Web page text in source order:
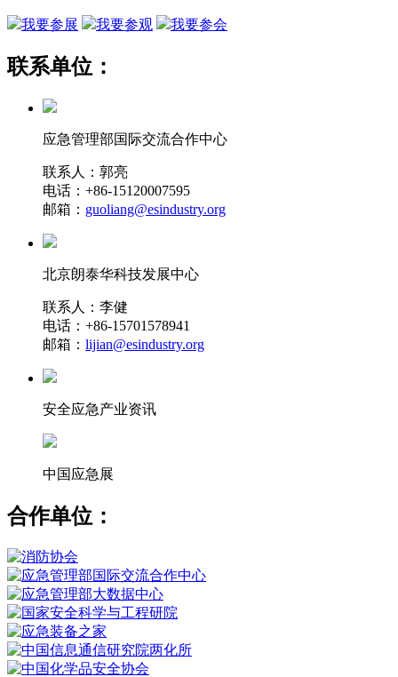
我要参展 我要参观 我要参会
联系单位：
应急管理部国际交流合作中心
联系人：郭亮
电话：+86-15120007595
邮箱： guoliang@esindustry.org
北京朗泰华科技发展中心
联系人：李健
电话：+86-15701578941
邮箱： lijian@esindustry.org
安全应急产业资讯
中国应急展
合作单位：